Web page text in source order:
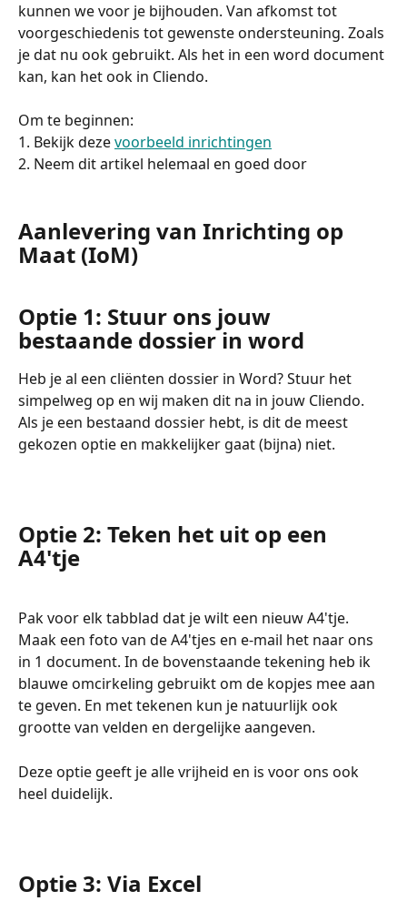
kunnen we voor je bijhouden. Van afkomst tot
voorgeschiedenis tot gewenste ondersteuning. Zoals
je dat nu ook gebruikt. Als het in een word document
kan, kan het ook in Cliendo.
Om te beginnen:
1. Bekijk deze voorbeeld inrichtingen
2. Neem dit artikel helemaal en goed door
Aanlevering van Inrichting op
Maat (IoM)
Optie 1: Stuur ons jouw
bestaande dossier in word
Heb je al een cliënten dossier in Word? Stuur het
simpelweg op en wij maken dit na in jouw Cliendo.
Als je een bestaand dossier hebt, is dit de meest
gekozen optie en makkelijker gaat (bijna) niet.
Optie 2: Teken het uit op een
A4'tje
Pak voor elk tabblad dat je wilt een nieuw A4'tje.
Maak een foto van de A4'tjes en e-mail het naar ons
in 1 document. In de bovenstaande tekening heb ik
blauwe omcirkeling gebruikt om de kopjes mee aan
te geven. En met tekenen kun je natuurlijk ook
grootte van velden en dergelijke aangeven.
Deze optie geeft je alle vrijheid en is voor ons ook
heel duidelijk.
Optie 3: Via Excel